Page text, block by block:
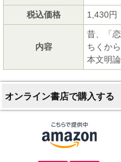
税込価格
1,430円
内容
昔、「
ちくか
本文明
オンライン書店で購入する